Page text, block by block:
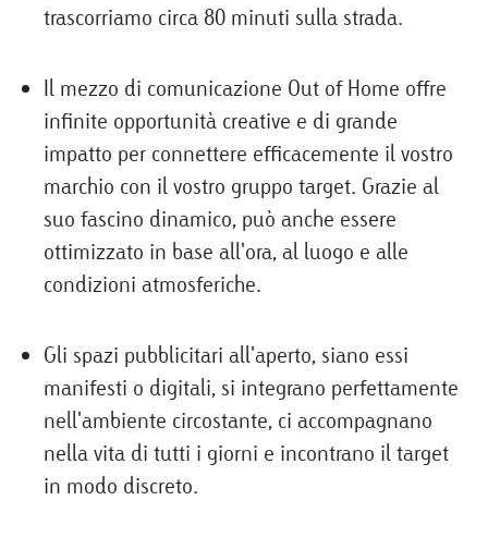
trascorriamo circa 80 minuti sulla strada.
Il mezzo di comunicazione Out of Home offre
infinite opportunità creative e di grande
impatto per connettere efficacemente il vostro
marchio con il vostro gruppo target. Grazie al
suo fascino dinamico, può anche essere
ottimizzato in base all'ora, al luogo e alle
condizioni atmosferiche.
Gli spazi pubblicitari all'aperto, siano essi
manifesti o digitali, si integrano perfettamente
nell'ambiente circostante, ci accompagnano
nella vita di tutti i giorni e incontrano il target
in modo discreto.